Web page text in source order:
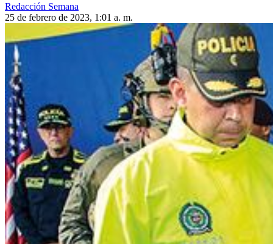
Redacción Semana
25 de febrero de 2023, 1:01 a. m.